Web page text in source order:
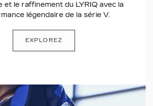
et le raffinement du LYRIQ avec la
légendaire de la série V.
EXPLOREZ